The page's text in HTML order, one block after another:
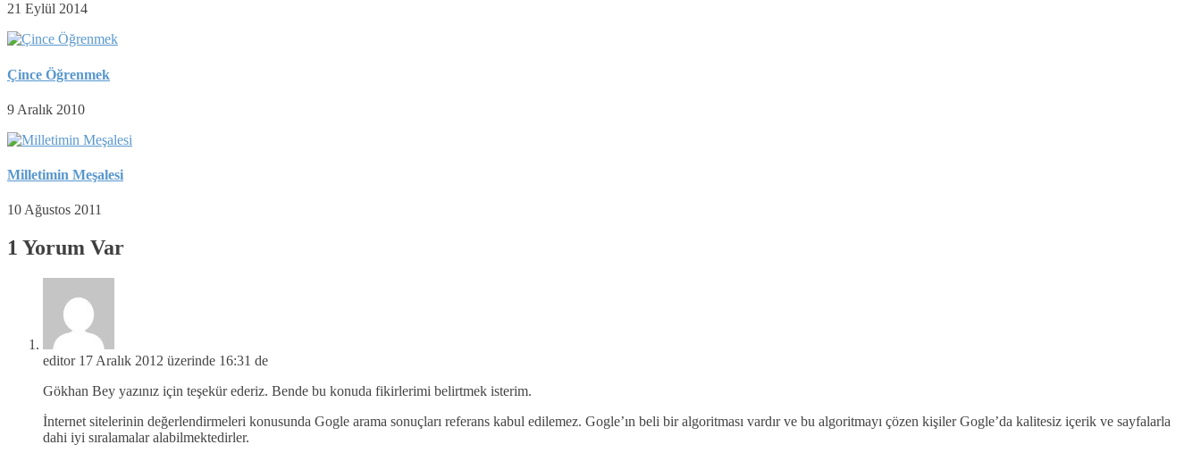
21 Eylül 2014
Çince Öğrenmek
9 Aralık 2010
Milletimin Meşalesi
10 Ağustos 2011
1 Yorum Var
editor 17 Aralık 2012 üzerinde 16:31 de
Gökhan Bey yazınız için teşekür ederiz. Bende bu konuda fikirlerimi belirtmek isterim.
İnternet sitelerinin değerlendirmeleri konusunda Gogle arama sonuçları referans kabul edilemez. Gogle’ın beli bir algoritması vardır ve bu algoritmayı çözen kişiler Gogle’da kalitesiz içerik ve sayfalarla
dahi iyi sıralamalar alabilmektedirler.